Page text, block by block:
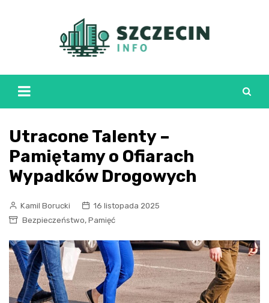
Utracone Talenty –
Pamiętamy o Ofiarach
Wypadków Drogowych
Kamil Borucki
16 listopada 2025
Bezpieczeństwo, Pamięć